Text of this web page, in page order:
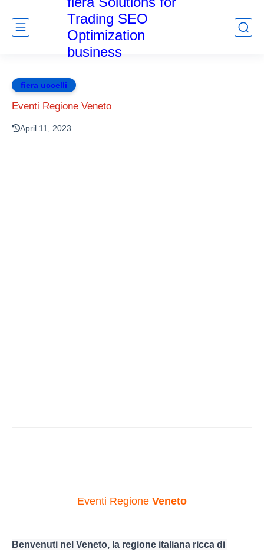
Trading SEO
Optimization
business
fiera uccelli
Eventi Regione Veneto
April 11, 2023
Eventi Regione Veneto
Benvenuti nel Veneto, la regione italiana ricca di